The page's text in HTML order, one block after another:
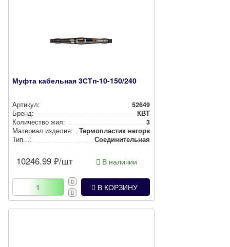
Муфта кабельная 3СТп-10-150/240
Артикул:
52649
Бренд:
КВТ
Количество жил:
3
Материал изделия:
Тер­моп­лас­тик негорючий
Тип...:
Соеди­ни­тель­ная
10246.99 ₽/шт В наличии
В КОРЗИНУ